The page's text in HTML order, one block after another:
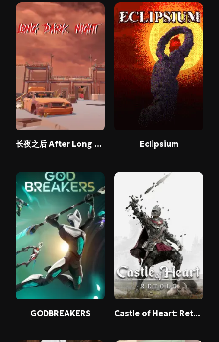
长夜之后 After Long Night Eclipsium
GODBREAKERS Castle of Heart: Retold